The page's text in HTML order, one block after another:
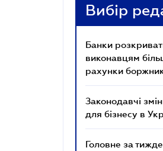
Вибір
Банки
виконавцям
рахунки
Законодавчі
для бізнесу в
Головне за